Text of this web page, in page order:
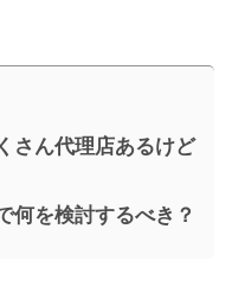
さん代理店あるけど
何を検討するべき？